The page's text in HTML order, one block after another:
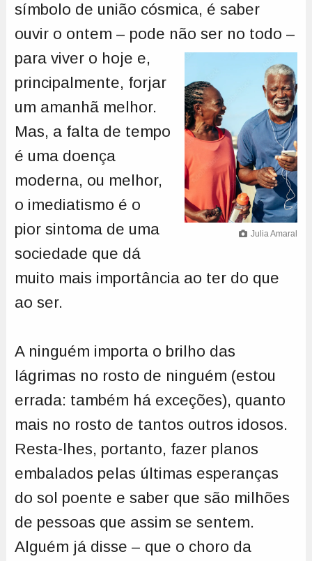
símbolo de união cósmica, é saber
ouvir o ontem – pode não ser no todo –
para
Julia Amaral
viver o hoje e,
principalmente, forjar
um amanhã melhor.
Mas, a falta de tempo
é uma doença
moderna, ou melhor,
o imediatismo é o
pior sintoma de uma
sociedade que dá
muito mais importância ao ter do que
ao ser.
A ninguém importa o brilho das
lágrimas no rosto de ninguém (estou
errada: também há exceções), quanto
mais no rosto de tantos outros idosos.
Resta-lhes, portanto, fazer planos
embalados pelas últimas esperanças
do sol poente e saber que são milhões
de pessoas que assim se sentem.
Alguém já disse – que o choro da